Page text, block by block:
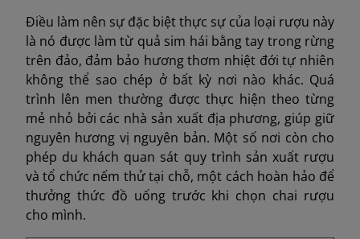
Điều làm nên sự đặc biệt thực sự của loại rượu này
là nó được làm từ quả sim hái bằng tay trong rừng
trên đảo, đảm bảo hương thơm nhiệt đới tự nhiên
không thể sao chép ở bất kỳ nơi nào khác. Quá
trình lên men thường được thực hiện theo từng
mẻ nhỏ bởi các nhà sản xuất địa phương, giúp giữ
nguyên hương vị nguyên bản. Một số nơi còn cho
phép du khách quan sát quy trình sản xuất rượu
và tổ chức nếm thử tại chỗ, một cách hoàn hảo để
thưởng thức đồ uống trước khi chọn chai rượu
cho mình.